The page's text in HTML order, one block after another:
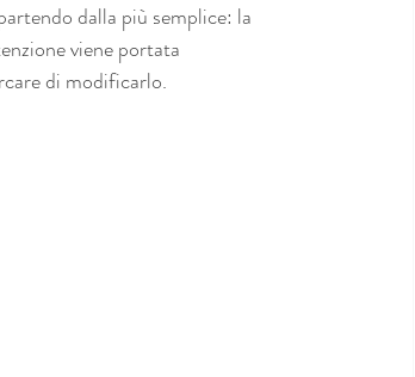
dalla più semplice: la
viene portata
di modificarlo.